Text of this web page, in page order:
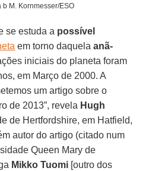
b M. Kornmesser/ESO
se estuda a possível
em torno daquelaanã-
iniciais do planeta foram
em Março de 2000. A
um artigo sobre o
de 2013”, revela Hugh
de Hertfordshire, em Hatfield,
autor do artigo (citado num
Queen Mary de
Mikko Tuomi [outro dos